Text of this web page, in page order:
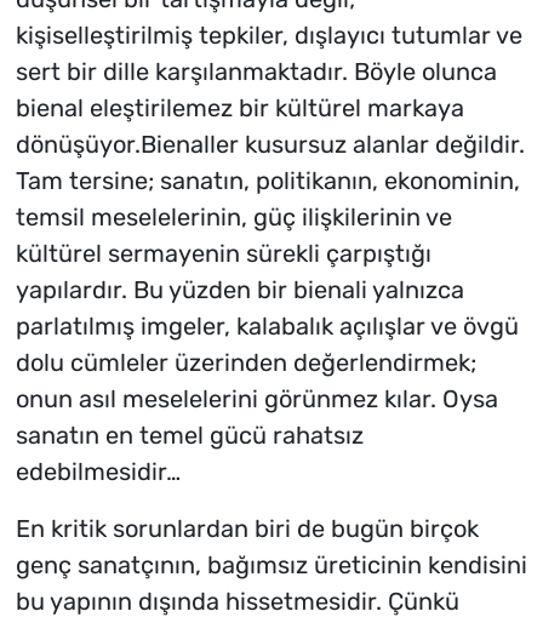
kişiselleştirilmiş tepkiler, dışlayıcı tutumlar ve
sert bir dille karşılanmaktadır. Böyle olunca
bienal eleştirilemez bir kültürel markaya
dönüşüyor.Bienaller kusursuz alanlar değildir.
Tam tersine; sanatın, politikanın, ekonominin,
temsil meselelerinin, güç ilişkilerinin ve
kültürel sermayenin sürekli çarpıştığı
yapılardır. Bu yüzden bir bienali yalnızca
parlatılmış imgeler, kalabalık açılışlar ve övgü
dolu cümleler üzerinden değerlendirmek;
onun asıl meselelerini görünmez kılar. Oysa
sanatın en temel gücü rahatsız
edebilmesidir…
En kritik sorunlardan biri de bugün birçok
genç sanatçının, bağımsız üreticinin kendisini
bu yapının dışında hissetmesidir. Çünkü